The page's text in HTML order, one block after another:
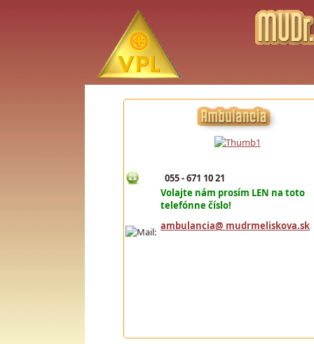
055 - 671 10 21
Volajte nám prosím LEN na toto
telefónne číslo!
ambulancia@ mudrmeliskova.sk